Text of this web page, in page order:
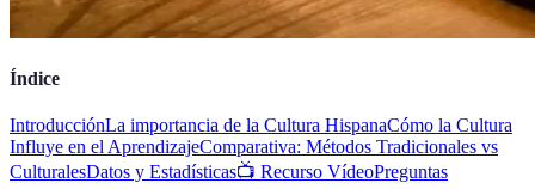
Índice
IntroducciónLa importancia de la Cultura HispanaCómo la Cultura
Influye en el AprendizajeComparativa: Métodos Tradicionales vs
CulturalesDatos y Estadísticas📺 Recurso VídeoPreguntas